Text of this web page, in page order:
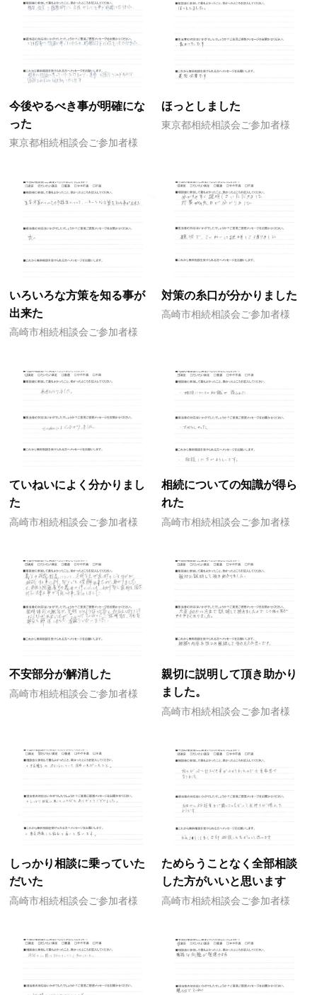
今後やるべき事が明確にな
った
東京都相続相談会ご参加者様
ほっとしました
東京都相続相談会ご参加者様
いろいろな方策を知る事が
出来た
高崎市相続相談会ご参加者様
対策の糸口が分かりました
高崎市相続相談会ご参加者様
ていねいによく分かりまし
た
高崎市相続相談会ご参加者様
相続についての知識が得ら
れた
高崎市相続相談会ご参加者様
不安部分が解消した
高崎市相続相談会ご参加者様
親切に説明して頂き助かり
ました。
高崎市相続相談会ご参加者様
しっかり相談に乗っていた
だいた
高崎市相続相談会ご参加者様
ためらうことなく全部相談
した方がいいと思います
高崎市相続相談会ご参加者様